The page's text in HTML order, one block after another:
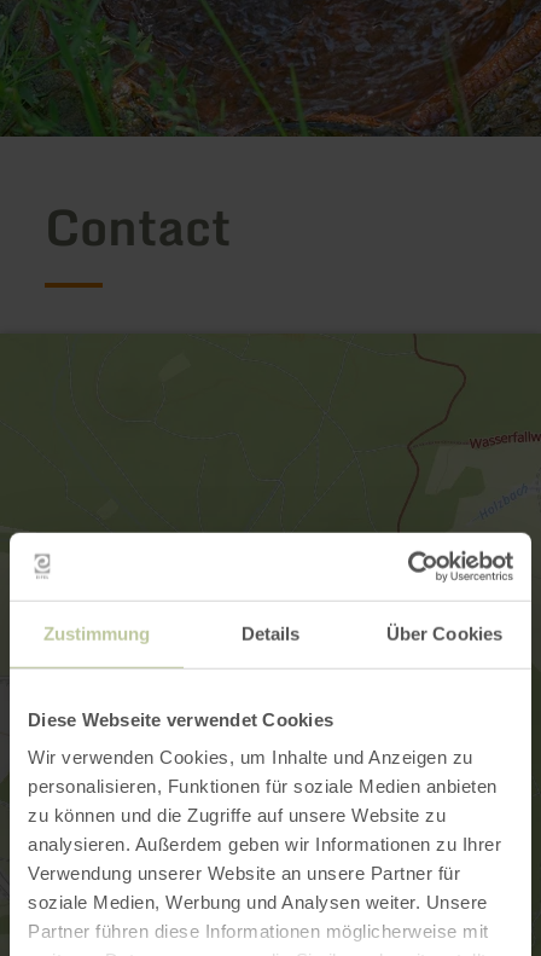
Zustimmung Details Über Cookies
Diese Webseite verwendet Cookies
Wir verwenden Cookies, um Inhalte und Anzeigen zu
personalisieren, Funktionen für soziale Medien anbieten
zu können und die Zugriffe auf unsere Website zu
analysieren. Außerdem geben wir Informationen zu Ihrer
Verwendung unserer Website an unsere Partner für
soziale Medien, Werbung und Analysen weiter. Unsere
Partner führen diese Informationen möglicherweise mit
Contact